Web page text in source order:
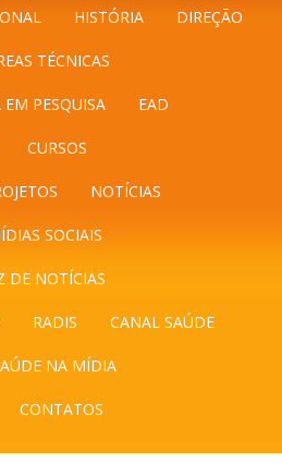
HISTÓRIA DIREÇÃO
TÉCNICAS
PESQUISA EAD
CURSOS
NOTÍCIAS
SOCIAIS
DE NOTÍCIAS
RADIS CANAL SAÚDE
NA MÍDIA
CONTATOS